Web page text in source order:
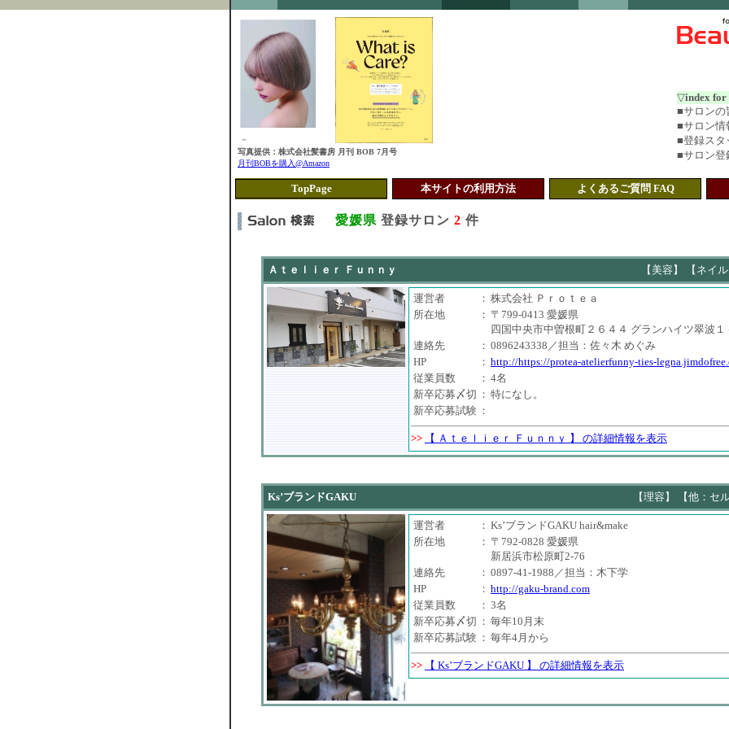
写真提供：株式会社髪書房 月刊 BOB 7月号
月刊BOBを購入@Amazon
▽index for
■サロンの
■サロン情
■登録スタ
■サロン登
TopPage 本サイトの利用方法 よくあるご質問 FAQ
愛媛県 登録サロン 2 件
Ａｔｅｌｉｅｒ Ｆｕｎｎｙ 【美容】 【ネイ
運営者 ： 株式会社 Ｐｒｏｔｅａ
所在地
： 〒799-0413 愛媛県
四国中央市中曽根町２６４４ グランハイツ翠波１
連絡先
： 0896243338／担当：佐々木 めぐみ
HP
： http://https://protea-atelierfunny-ties-
従業員数
： 4名
新卒応募〆切 ： 特になし。
新卒応募試験 ：
>> 【 Ａｔｅｌｉｅｒ Ｆｕｎｎｙ 】 の詳細情報を表示
Ks’ブランドGAKU 【理容】 【他：セ
運営者 ： Ks’ブランドGAKU hair&make
所在地
： 〒792-0828 愛媛県
新居浜市松原町2-76
連絡先
： 0897-41-1988／担当：木下学
HP
： http://gaku-brand.com
従業員数
： 3名
新卒応募〆切 ： 毎年10月末
新卒応募試験 ： 毎年4月から
>> 【 Ks’ブランドGAKU 】 の詳細情報を表示